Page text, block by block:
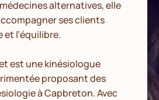
alternatives, elle
ses clients
l’équilibre.
est une kinésiologue
proposant des
à Capbreton. Avec